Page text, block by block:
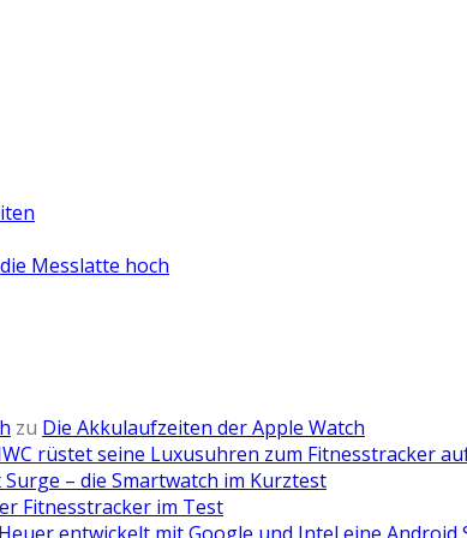
die Messlatte hoch
zu Die Akkulaufzeiten der Apple Watch
rüstet seine Luxusuhren zum Fitnesstracker
Surge – die Smartwatch im Kurztest
Fitnesstracker im Test